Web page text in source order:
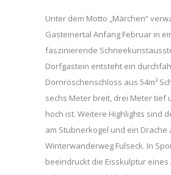
Unter dem Motto „Märchen“
Gasteinertal Anfang Februar in
faszinierende
Dorfgastein entsteht ein
Dornröschenschloss aus 54m³
sechs Meter breit, drei Meter tief
hoch ist. Weitere Highlights sind
am Stubnerkogel und ein Drache
Winterwanderweg Fulseck. In
beeindruckt die Eisskulptur eines